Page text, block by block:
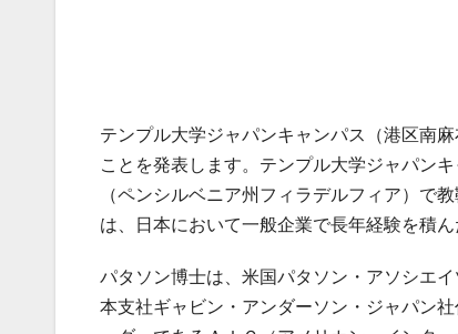
テンプル大学ジャパンキャンパス（港区南
ことを発表します。テンプル大学ジャパン
（ペンシルベニア州フィラデルフィア）で
は、日本において一般企業で長年経験を積
パタソン博士は、米国パタソン・アソシエ
本支社ギャビン・アンダーソン・ジャパン